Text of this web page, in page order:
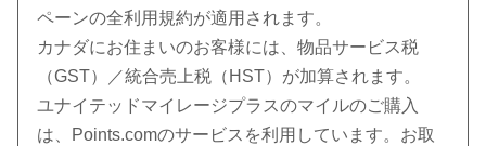
ペーンの全利用規約が適用されます。
カナダにお住まいのお客様には、物品サービス税
（GST）／統合売上税（HST）が加算されます。
ユナイテッドマイレージプラスのマイルのご購入
は、Points.comのサービスを利用しています。お取